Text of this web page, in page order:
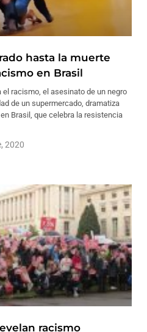
hasta la muerte
en Brasil
el racismo, el asesinato de un negro
de un supermercado, dramatiza
Brasil, que celebra la resistencia
2020
racismo